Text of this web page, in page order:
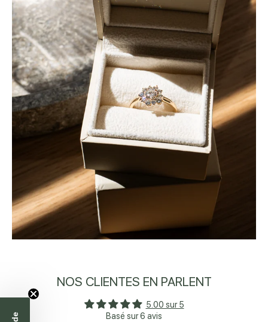
NOS CLIENTES EN PARLENT
5.00 sur 5
Basé sur 6 avis